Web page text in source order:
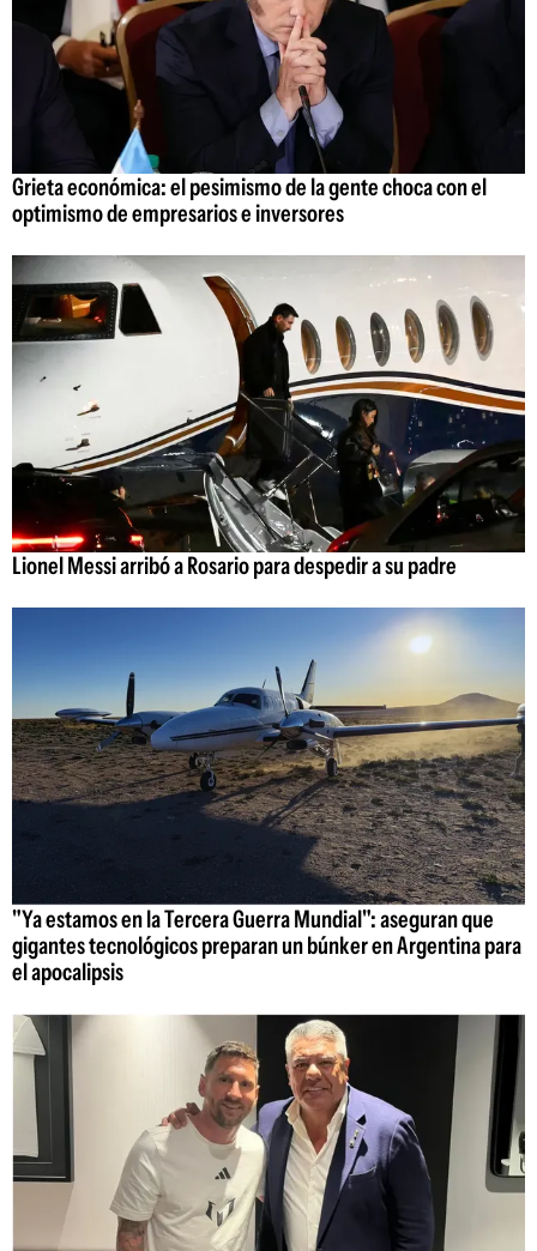
Grieta económica: el pesimismo de la gente choca con el
optimismo de empresarios e inversores
Lionel Messi arribó a Rosario para despedir a su padre
"Ya estamos en la Tercera Guerra Mundial": aseguran que
gigantes tecnológicos preparan un búnker en Argentina para
el apocalipsis